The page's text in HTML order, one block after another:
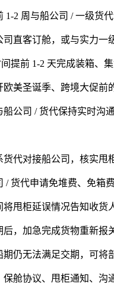
周与船公司 / 一级货代
客订舱，或与实力一
前 1-2 天完成装箱、集
圣诞季、跨境大促前
司 / 货代保持实时沟
对接船公司，核实甩
代申请免堆费、免箱
柜延误情况告知收货
加急完成货物重新报
无法满足交期，可将
协议、甩柜通知、沟